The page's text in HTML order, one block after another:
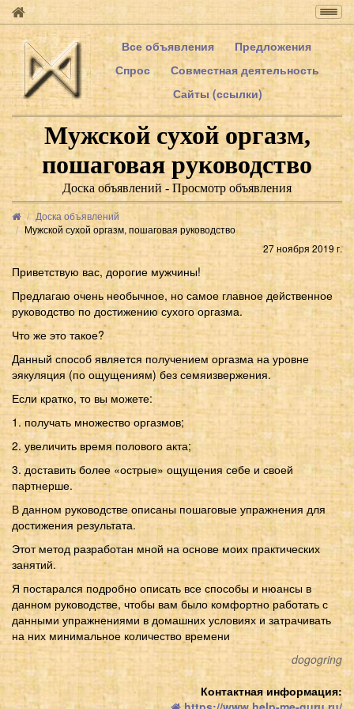
Все объявления
Предложения
Спрос
Совместная деятельность
Сайты (ссылки)
Мужской сухой оргазм,
пошаговая руководство
Доска объявлений - Просмотр объявления
Доска объявлений
Мужской сухой оргазм, пошаговая руководство
27 ноября 2019 г.
Приветствую вас, дорогие мужчины!
Предлагаю очень необычное, но самое главное действенное
руководство по достижению сухого оргазма.
Что же это такое?
Данный способ является получением оргазма на уровне
эякуляция (по ощущениям) без семяизвержения.
Если кратко, то вы можете:
1. получать множество оргазмов;
2. увеличить время полового акта;
3. доставить более «острые» ощущения себе и своей
партнерше.
В данном руководстве описаны пошаговые упражнения для
достижения результата.
Этот метод разработан мной на основе моих практических
занятий.
Я постарался подробно описать все способы и нюансы в
данном руководстве, чтобы вам было комфортно работать с
данными упражнениями в домашних условиях и затрачивать
на них минимальное количество времени
dogogring
Контактная информация: